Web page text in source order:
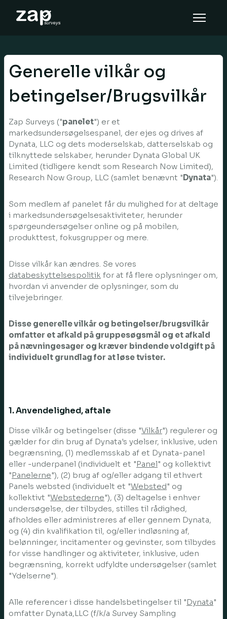
ID
Generelle vilkår og
betingelser/Brugsvilkår
Zap Surveys ("panelet") er et
markedsundersøgelsespanel, der ejes og drives af
Dynata, LLC og dets moderselskab, datterselskab og
tilknyttede selskaber, herunder Dynata Global UK
Limited (tidligere kendt som Research Now Limited),
Research Now Group, LLC (samlet benævnt "Dynata").
Som medlem af panelet får du mulighed for at deltage
i markedsundersøgelsesaktiviteter, herunder
spørgeundersøgelser online og på mobilen,
produkttest, fokusgrupper og mere.
Disse vilkår kan ændres. Se vores
databeskyttelsespolitik for at få flere oplysninger om,
hvordan vi anvender de oplysninger, som du
tilvejebringer.
Disse generelle vilkår og betingelser/brugsvilkår
omfatter et afkald på gruppesøgsmål og et afkald
på nævningesager og kræver bindende voldgift på
individuelt grundlag for at løse tvister.
1. Anvendelighed, aftale
Disse vilkår og betingelser (disse "Vilkår") regulerer og
gælder for din brug af Dynata's ydelser, inklusive, uden
begrænsning, (1) medlemsskab af et Dynata-panel
eller -underpanel (individuelt et "Panel" og kollektivt
"Panelerne"), (2) brug af og/eller adgang til ethvert
Panels websted (individuelt et "Websted" og
kollektivt "Webstederne"), (3) deltagelse i enhver
undersøgelse, der tilbydes, stilles til rådighed,
afholdes eller administreres af eller gennem Dynata,
og (4) din kvalifikation til, og/eller indløsning af,
belønninger, incitamenter og gevinster, som tilbydes
for visse handlinger og aktiviteter, inklusive, uden
begrænsning, korrekt udfyldte undersøgelser (samlet
"Ydelserne").
Alle referencer i disse handelsbetingelser til "Dynata"
omfatter Dynata,LLC (f/k/a Survey Sampling